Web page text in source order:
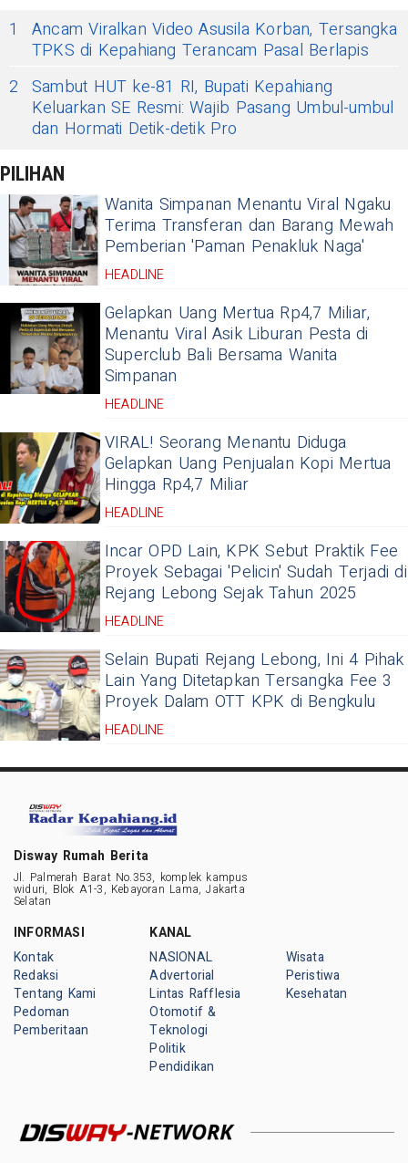
1
​Ancam Viralkan Video Asusila Korban, Tersangka
TPKS di Kepahiang Terancam Pasal Berlapis
2 Sambut HUT ke-81 RI, Bupati Kepahiang
Keluarkan SE Resmi: Wajib Pasang Umbul-umbul
dan Hormati Detik-detik Pro
PILIHAN
Wanita Simpanan Menantu Viral Ngaku
Terima Transferan dan Barang Mewah
Pemberian 'Paman Penakluk Naga'
HEADLINE
Gelapkan Uang Mertua Rp4,7 Miliar,
Menantu Viral Asik Liburan Pesta di
Superclub Bali Bersama Wanita
Simpanan
HEADLINE
VIRAL! Seorang Menantu Diduga
Gelapkan Uang Penjualan Kopi Mertua
Hingga Rp4,7 Miliar
HEADLINE
Incar OPD Lain, KPK Sebut Praktik Fee
Proyek Sebagai 'Pelicin' Sudah Terjadi di
Rejang Lebong Sejak Tahun 2025
HEADLINE
Selain Bupati Rejang Lebong, Ini 4 Pihak
Lain Yang Ditetapkan Tersangka Fee 3
Proyek Dalam OTT KPK di Bengkulu
HEADLINE
Disway Rumah Berita
Jl. Palmerah Barat No.353, komplek kampus
widuri, Blok A1-3, Kebayoran Lama, Jakarta
Selatan
INFORMASI
Kontak
Redaksi
Tentang Kami
Pedoman
Pemberitaan
KANAL
NASIONAL
Advertorial
Lintas Rafflesia
Otomotif &
Teknologi
Politik
Pendidikan
Wisata
Peristiwa
Kesehatan